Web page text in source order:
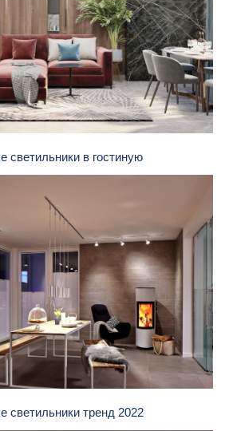
светильники в гостиную
светильники тренд 2022